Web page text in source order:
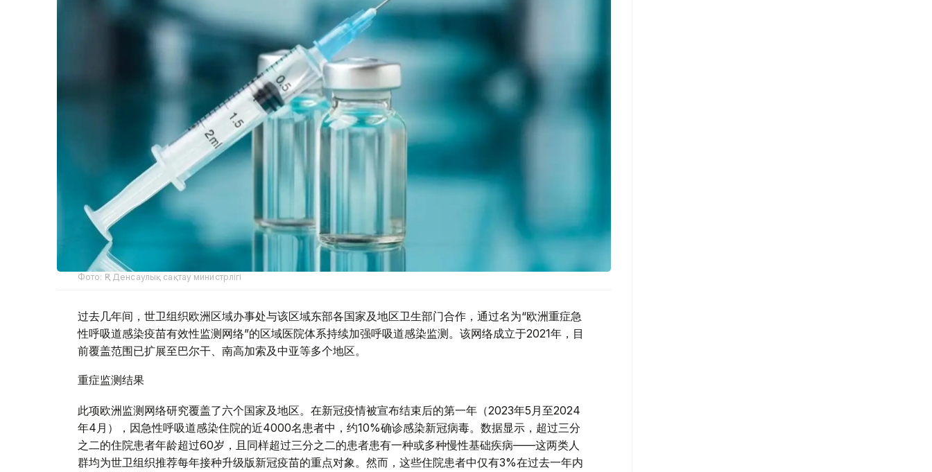
Фото: ҚР Денсаулық сақтау министрлігі
过去几年间，世卫组织欧洲区域办事处与该区域东部各国家及地区卫生部门合作，通过名为“欧洲重症急
性呼吸道感染疫苗有效性监测网络”的区域医院体系持续加强呼吸道感染监测。该网络成立于2021年，目
前覆盖范围已扩展至巴尔干、南高加索及中亚等多个地区。
重症监测结果
此项欧洲监测网络研究覆盖了六个国家及地区。在新冠疫情被宣布结束后的第一年（2023年5月至2024
年4月），因急性呼吸道感染住院的近4000名患者中，约10%确诊感染新冠病毒。数据显示，超过三分
之二的住院患者年龄超过60岁，且同样超过三分之二的患者患有一种或多种慢性基础疾病——这两类人
群均为世卫组织推荐每年接种升级版新冠疫苗的重点对象。然而，这些住院患者中仅有3%在过去一年内